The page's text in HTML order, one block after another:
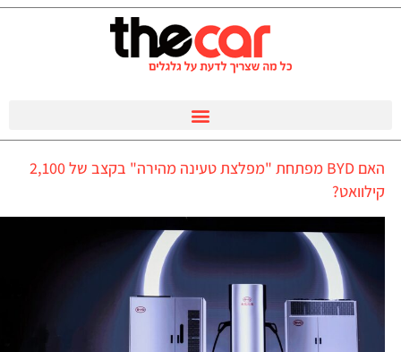
האם BYD מפתחת "מפלצת טעינה מהירה" בקצב של 2,100
קילוואט?